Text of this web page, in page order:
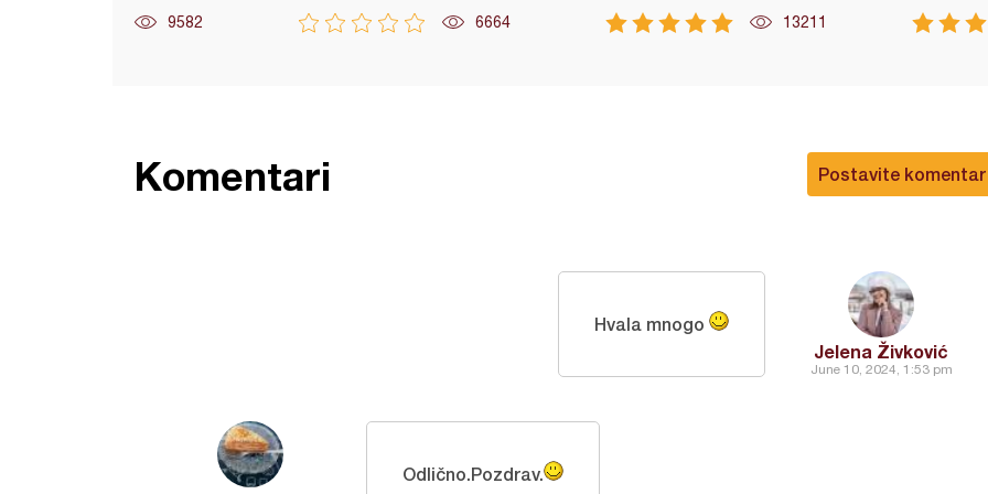
9582 6664 13211
Postavite komentar
Komentari
Jelena Živković
June 10, 2024, 1:53 pm
Hvala mnogo
Odlično.Pozdrav.